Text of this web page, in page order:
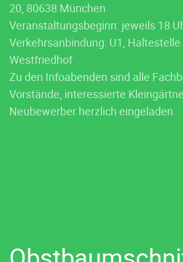
20, 80638 München
Veranstaltungsbeginn: jeweils 18
Verkehrsanbindung: U1, Haltestelle
Westfriedhof
Zu den Infoabenden sind alle
Vorstände, interessierte
Neubewerber herzlich eingeladen.